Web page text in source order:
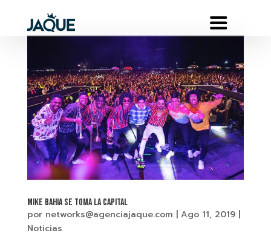
MIKE BAHIA SE TOMA LA CAPITAL
por networks@agenciajaque.com Ago 11, 2019|
Noticias